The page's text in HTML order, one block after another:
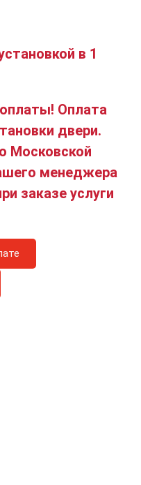
в 1
Оплата
двери.
Московской
менеджера
заказе услуги